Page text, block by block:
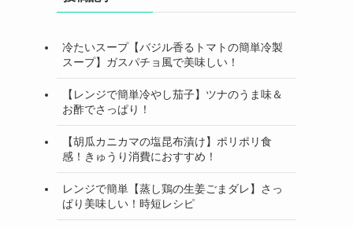
冷たいスープ【バジル香るトマトの簡単冷製
スープ】ガスパチョ風で美味しい！
【レンジで簡単冷やし茄子】ツナのうま味＆
お酢でさっぱり！
【胡瓜カニカマの塩昆布漬け】ポリポリ食
感！きゅうり消費におすすめ！
レンジで簡単【蒸し鶏の生姜ごまダレ】さっ
ぱり美味しい！時短レシピ